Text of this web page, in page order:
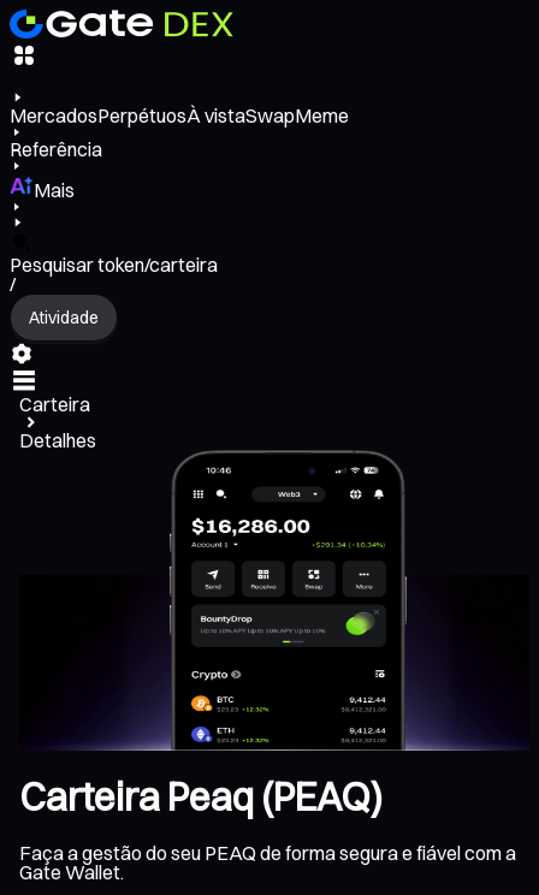
MercadosPerpétuosÀ vistaSwapMeme
Referência
Mais
Pesquisar token/carteira
/
Atividade
Carteira
Detalhes
Carteira Peaq (PEAQ)
Faça a gestão do seu PEAQ de forma segura e fiável com a
Gate Wallet.